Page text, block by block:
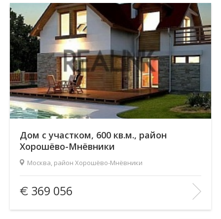
В ИЗБРАННОЕ
Дом с участком, 600 кв.м., район
Хорошёво-Мнёвники
Москва, район Хорошёво-Мнёвники
Площадь(общ. /жил. /кухня), м2:
600/—/—
Количество комнат:
4
Этаж:
2/2
369 056